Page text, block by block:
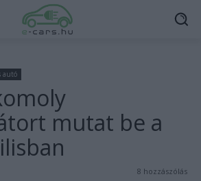
autó
mutat be a
8 hozzászólás